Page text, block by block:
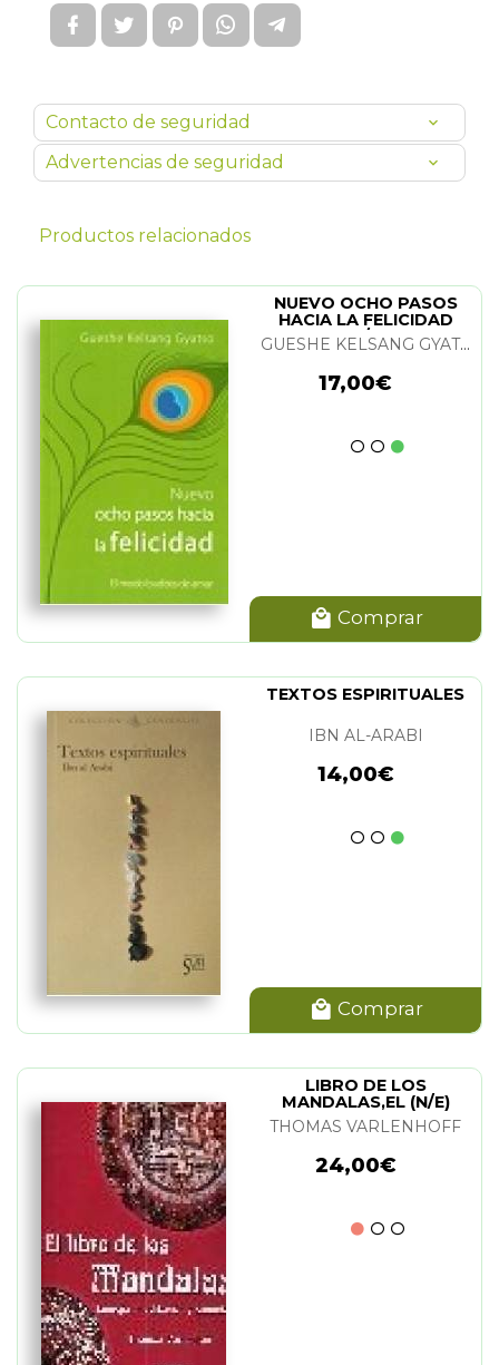
Contacto de seguridad
Advertencias de seguridad
Productos relacionados
NUEVO OCHO PASOS
HACIA LA FELICIDAD
(N/E)
GUESHE KELSANG GYATSO
17,00€
Comprar
TEXTOS ESPIRITUALES
IBN AL-ARABI
14,00€
Comprar
LIBRO DE LOS
MANDALAS,EL (N/E)
THOMAS VARLENHOFF
24,00€